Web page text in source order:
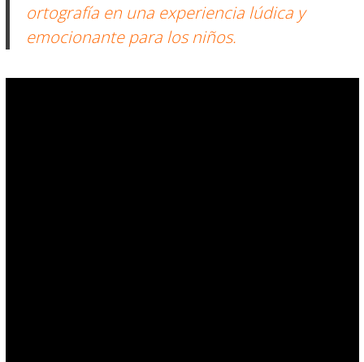
ortografía en una experiencia lúdica y
emocionante para los niños.